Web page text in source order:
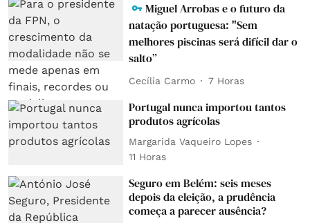
Miguel Arrobas e o futuro da
natação portuguesa: "Sem
melhores piscinas será difícil dar o
salto”
Cecília Carmo 7 Horas
Portugal nunca importou tantos
produtos agrícolas
Margarida Vaqueiro Lopes
11 Horas
Seguro em Belém: seis meses
depois da eleição, a prudência
começa a parecer ausência?